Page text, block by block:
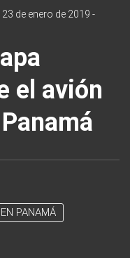
23 de enero de 2019 -
el avión
PANAMÁ